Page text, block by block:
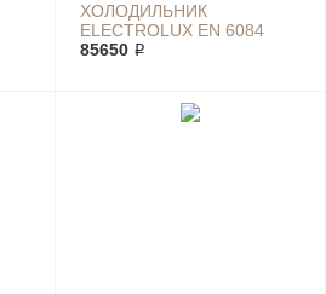
ХОЛОДИЛЬНИК
ELECTROLUX EN 6084
JOX
85650 ₽